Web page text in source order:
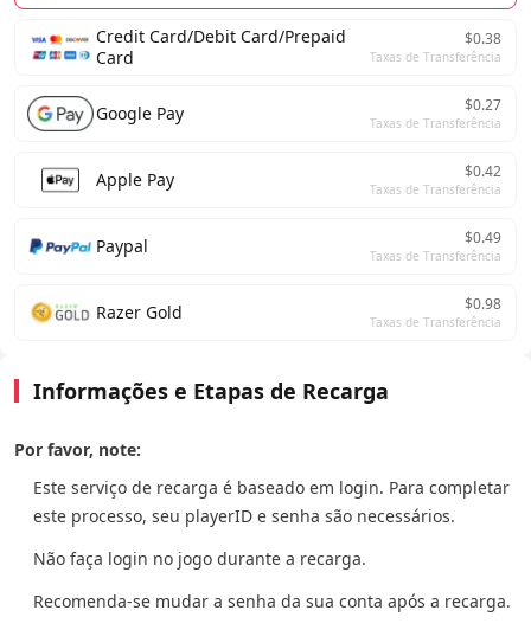
Credit Card/Debit Card/Prepaid
Card
$0.38
Taxas de Transferência
Google Pay $0.27
Taxas de Transferência
Apple Pay $0.42
Taxas de Transferência
Paypal $0.49
Taxas de Transferência
Razer Gold $0.98
Taxas de Transferência
Informações e Etapas de Recarga
Por favor, note:
Este serviço de recarga é baseado em login. Para completar
este processo, seu playerID e senha são necessários.
Não faça login no jogo durante a recarga.
Recomenda-se mudar a senha da sua conta após a recarga.